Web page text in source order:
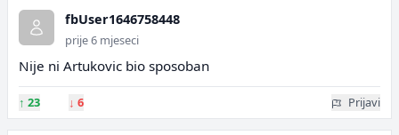
fbUser1646758448
prije 6 mjeseci
Nije ni Artukovic bio sposoban
↑ 23 ↓ 6 Prijavi